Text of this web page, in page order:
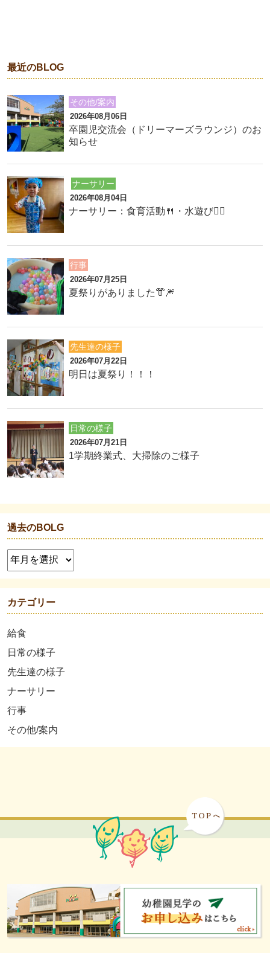
最近のBLOG
その他/案内
2026年08月06日
卒園児交流会（ドリーマーズラウンジ）のお
知らせ
ナーサリー
2026年08月04日
ナーサリー：食育活動🍴・水遊び🏊‍♂️
行事
2026年07月25日
夏祭りがありました👘🎆
先生達の様子
2026年07月22日
明日は夏祭り！！！
日常の様子
2026年07月21日
1学期終業式、大掃除のご様子
過去のBOLG
カテゴリー
給食
日常の様子
先生達の様子
ナーサリー
行事
その他/案内